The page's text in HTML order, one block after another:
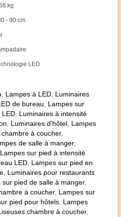
Lampes à LED Luminaires
de bureau
Lampes sur
LED Luminaires à intensité
Luminaires d'hôtel Lampes
à coucher,
de salle à manger,
Lampes sur pied à intensité
LED Lampes sur pied en
Luminaires pour restaurants
sur pied de salle à manger,
à coucher, Lampes sur
pied pour hôtels Lampes
chambre à coucher,
kg
- 90 cm
LED